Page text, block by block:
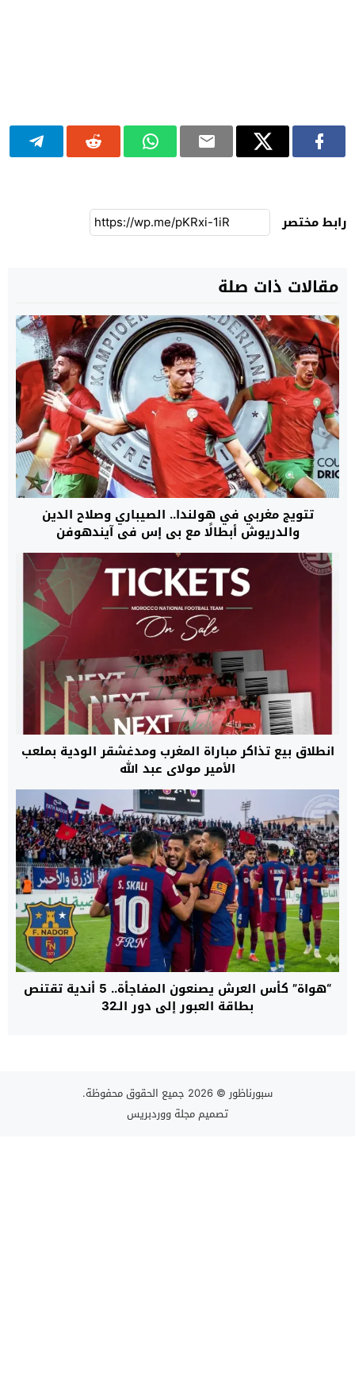
رابط مختصر
مقالات ذات صلة
تتويج مغربي في هولندا.. الصيباري وصلاح الدين
والدريوش أبطالًا مع بي إس في آيندهوفن
انطلاق بيع تذاكر مباراة المغرب ومدغشقر الودية بملعب
الأمير مولاي عبد الله
“هواة” كأس العرش يصنعون المفاجأة.. 5 أندية تقتنص
بطاقة العبور إلى دور الـ32
سبورناظور© 2026 جميع الحقوق محفوظة.
تصميممجلة ووردبريس